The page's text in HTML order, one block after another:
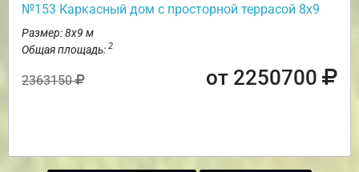
№153 Каркасный дом с просторной террасой 8х9
Размер: 8х9 м
Общая площадь: 2
2363150 от 2250700